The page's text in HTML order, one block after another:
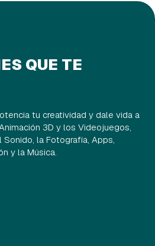
QUE TE
tu creatividad y dale vida a
3D y los Videojuegos,
la Fotografía, Apps,
y la Música.